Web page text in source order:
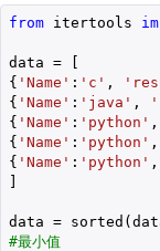
from itertools
data = [
{ 'Name' : 'c' ,
{ 'Name' : 'java' ,
{ 'Name' : 'python' ,
{ 'Name' : 'python' ,
{ 'Name' : 'python' ,
]
data =
#最小值